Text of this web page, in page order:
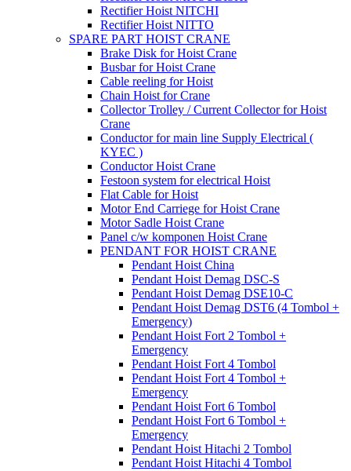
Rectifier Hoist NITCHI
Rectifier Hoist NITTO
SPARE PART HOIST CRANE
Brake Disk for Hoist Crane
Busbar for Hoist Crane
Cable reeling for Hoist
Chain Hoist for Crane
Collector Trolley / Current Collector for Hoist
Crane
Conductor for main line Supply Electrical (
KYEC )
Conductor Hoist Crane
Festoon system for electrical Hoist
Flat Cable for Hoist
Motor End Carriege for Hoist Crane
Motor Sadle Hoist Crane
Panel c/w komponen Hoist Crane
PENDANT FOR HOIST CRANE
Pendant Hoist China
Pendant Hoist Demag DSC-S
Pendant Hoist Demag DSE10-C
Pendant Hoist Demag DST6 (4 Tombol +
Emergency)
Pendant Hoist Fort 2 Tombol +
Emergency
Pendant Hoist Fort 4 Tombol
Pendant Hoist Fort 4 Tombol +
Emergency
Pendant Hoist Fort 6 Tombol
Pendant Hoist Fort 6 Tombol +
Emergency
Pendant Hoist Hitachi 2 Tombol
Pendant Hoist Hitachi 4 Tombol